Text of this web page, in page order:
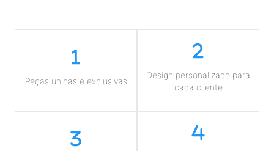
Peças únicas e exclusivas
Design personalizado para
cada cliente